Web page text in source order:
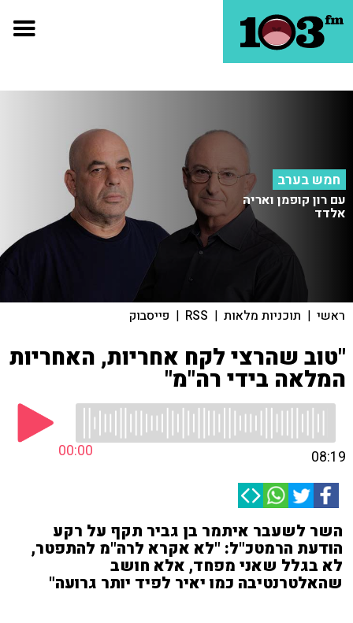
חמש בערב
עם רון קופמן ואריה
אלדד
ראשי | תוכניות מלאות |
RSS
| פייסבוק
"טוב שהרצי לקח אחריות, האחריות
המלאה בידי רה"מ"
00:00 08:19
השר לשעבר איתמר בן גביר תקף על רקע
הודעת הרמטכ"ל: "לא אקרא לרה"מ להתפטר,
לא בגלל שאני מפחד, אלא חושב
שהאלטרנטיבה כמו יאיר לפיד יותר גרועה"